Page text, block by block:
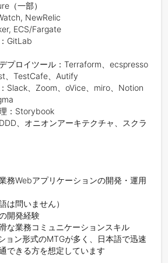
（一部）
NewRelic
ECS/Fargate
GitLab
プロイツール：Terraform、ecspresso
、TestCafe、Autify
Slack、Zoom、oVice、miro、Notion
：Storybook
、オニオンアーキテクチャ、スクラ
務Webアプリケーションの開発・運用
は問いません）
開発経験
な業務コミュニケーションスキル
ョン形式のMTGが多く、日本語で迅速